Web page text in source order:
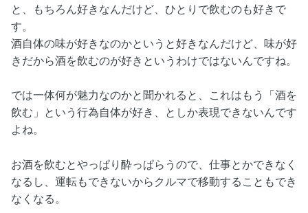
と、もちろん好きなんだけど、ひとりで飲むのも好きで
す。
酒自体の味が好きなのかというと好きなんだけど、味が好
きだから酒を飲むのが好きというわけではないんですね。
では一体何が魅力なのかと聞かれると、これはもう「酒を
飲む」という行為自体が好き、としか表現できないんです
よね。
お酒を飲むとやっぱり酔っぱらうので、仕事とかできなく
なるし、運転もできないからクルマで移動することもでき
なくなる。